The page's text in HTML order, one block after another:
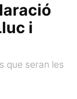
i
que seran les